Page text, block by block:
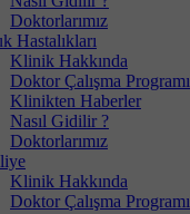
Doktorlarımız
Hastalıkları
Klinik Hakkında
Doktor Çalışma Programı
Klinikten Haberler
Nasıl Gidilir ?
Doktorlarımız
Klinik Hakkında
Doktor Çalışma Programı